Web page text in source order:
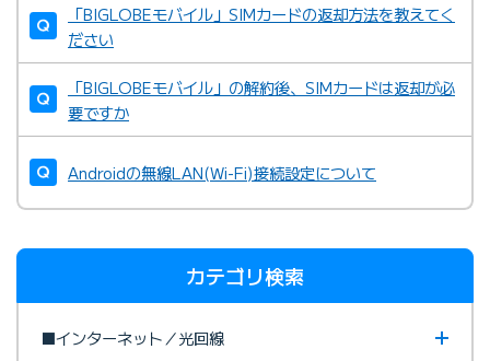
「BIGLOBEモバイル」SIMカードの返却方法を教えてく
ださい
「BIGLOBEモバイル」の解約後、SIMカードは返却が必
要ですか
Androidの無線LAN(Wi-Fi)接続設定について
カテゴリ検索
■インターネット／光回線